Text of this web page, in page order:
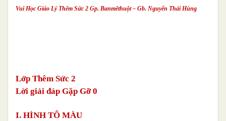
Vui Học Giáo Lý Thêm Sức 2 Gp. Banmêthuột – Gb. Nguyễn Thái Hùng
Lớp Thêm Sức 2
Lời giải đáp Gặp Gỡ 0
I. HÌNH TÔ MÀU